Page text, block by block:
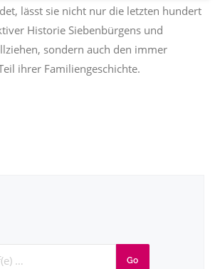
lässt sie nicht nur die letzten hundert
Historie Siebenbürgens und
sondern auch den immer
ihrer Familiengeschichte.
Go